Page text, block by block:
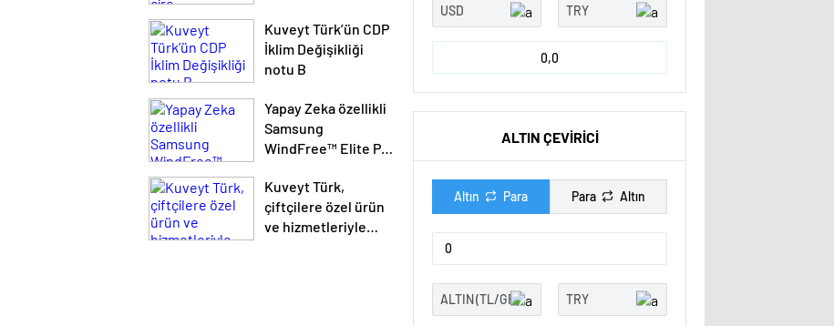
Kuveyt Türk’ün CDP
İklim Değişikliği
notu B
Yapay Zeka özellikli
Samsung
WindFree™ Elite PM
kişiselleştirilmiş
konfor sunuyor
Kuveyt Türk,
çiftçilere özel ürün
ve hizmetleriyle
0,0
ALTIN ÇEVİRİCİ
Altın Para Para Altın